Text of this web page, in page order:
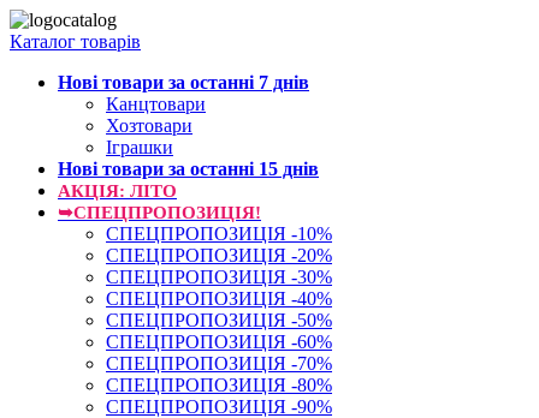
Каталог товарів
Нові товари за останнi 7 днiв
Канцтовари
Хозтовари
Іграшки
Нові товари за останнi 15 днiв
АКЦІЯ: ЛІТО
➥СПЕЦПРОПОЗИЦІЯ!
СПЕЦПРОПОЗИЦІЯ -10%
СПЕЦПРОПОЗИЦІЯ -20%
СПЕЦПРОПОЗИЦІЯ -30%
СПЕЦПРОПОЗИЦІЯ -40%
СПЕЦПРОПОЗИЦІЯ -50%
СПЕЦПРОПОЗИЦІЯ -60%
СПЕЦПРОПОЗИЦІЯ -70%
СПЕЦПРОПОЗИЦІЯ -80%
СПЕЦПРОПОЗИЦІЯ -90%